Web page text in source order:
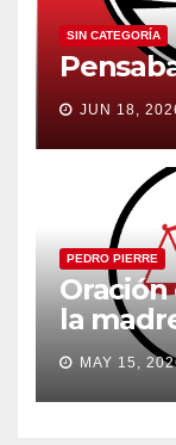
SIN CATEGORÍA
JUN 18,
PEDRO PIERRE
la
MAY 15,